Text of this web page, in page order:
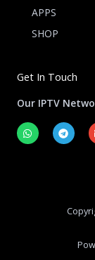
APPS
SHOP
Get In Touch
Our IPTV
W
h
a
T
e
l